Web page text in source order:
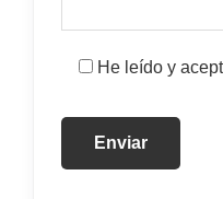
He leído y